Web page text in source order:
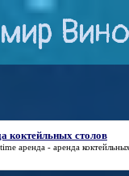
коктейльных столов
time аренда - аренда